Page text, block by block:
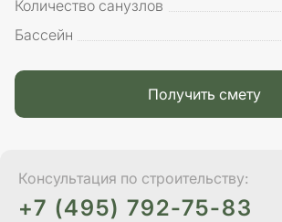
Количество санузлов
Бассейн
Получить смету
Консультация по строительству:
+7 (495) 792-75-83